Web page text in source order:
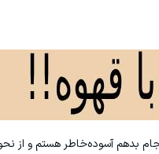
بدهم آسوده‌خاطر هستم و از